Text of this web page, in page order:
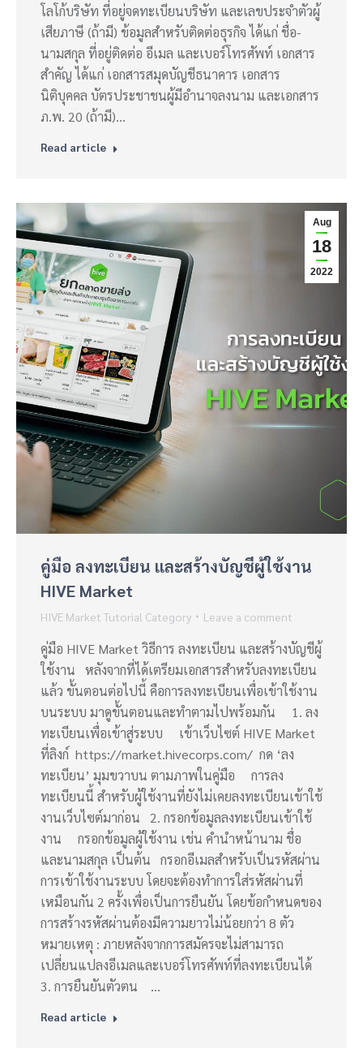
โลโก้บริษัท ที่อยู่จดทะเบียนบริษัท และเลขประจำตัวผู้
เสียภาษี (ถ้ามี) ข้อมูลสำหรับติดต่อธุรกิจ ได้แก่ ชื่อ-
นามสกุล ที่อยู่ติดต่อ อีเมล และเบอร์โทรศัพท์ เอกสาร
สำคัญ ได้แก่ เอกสารสมุดบัญชีธนาคาร เอกสาร
นิติบุคคล บัตรประชาชนผู้มีอำนาจลงนาม และเอกสาร
ภ.พ. 20 (ถ้ามี)…
Read article
Aug
18
2022
คู่มือ ลงทะเบียน และสร้างบัญชีผู้ใช้งาน
HIVE Market
HIVE Market Tutorial Category Leave a comment
คู่มือ HIVE Market วิธีการ ลงทะเบียน และสร้างบัญชีผู้
ใช้งาน หลังจากที่ได้เตรียมเอกสารสำหรับลงทะเบียน
แล้ว ขั้นตอนต่อไปนี้ คือการลงทะเบียนเพื่อเข้าใช้งาน
บนระบบ มาดูขั้นตอนและทำตามไปพร้อมกัน 1. ลง
ทะเบียนเพื่อเข้าสู่ระบบ เข้าเว็บไซต์ HIVE Market
ที่ลิงก์ https://market.hivecorps.com/ กด ‘ลง
ทะเบียน’ มุมขวาบน ตามภาพในคู่มือ การลง
ทะเบียนนี้ สำหรับผู้ใช้งานที่ยังไม่เคยลงทะเบียนเข้าใช้
งานเว็บไซต์มาก่อน 2. กรอกข้อมูลลงทะเบียนเข้าใช้
งาน กรอกข้อมูลผู้ใช้งาน เช่น คำนำหน้านาม ชื่อ
และนามสกุล เป็นต้น กรอกอีเมลสำหรับเป็นรหัสผ่าน
การเข้าใช้งานระบบ โดยจะต้องทำการใส่รหัสผ่านที่
เหมือนกัน 2 ครั้งเพื่อเป็นการยืนยัน โดยข้อกำหนดของ
การสร้างรหัสผ่านต้องมีความยาวไม่น้อยกว่า 8 ตัว
หมายเหตุ : ภายหลังจากการสมัครจะไม่สามารถ
เปลี่ยนแปลงอีเมลและเบอร์โทรศัพท์ที่ลงทะเบียนได้
3. การยืนยันตัวตน …
Read article